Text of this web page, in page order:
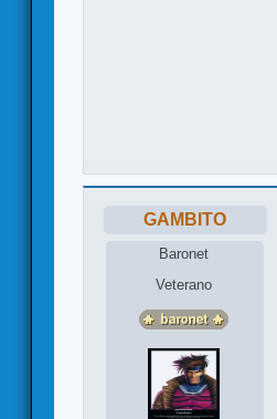
GAMBITO
Baronet
Veterano